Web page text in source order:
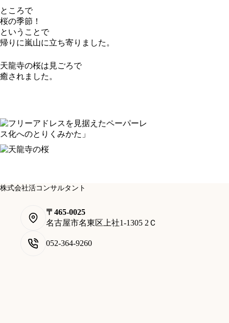
ところで
桜の季節！
ということで
帰りに嵐山に立ち寄りました。
天龍寺の桜は見ごろで
癒されました。
株式会社活コンサルタント
〒465-0025
名古屋市名東区上社1-1305 2Ｃ
052-364-9260